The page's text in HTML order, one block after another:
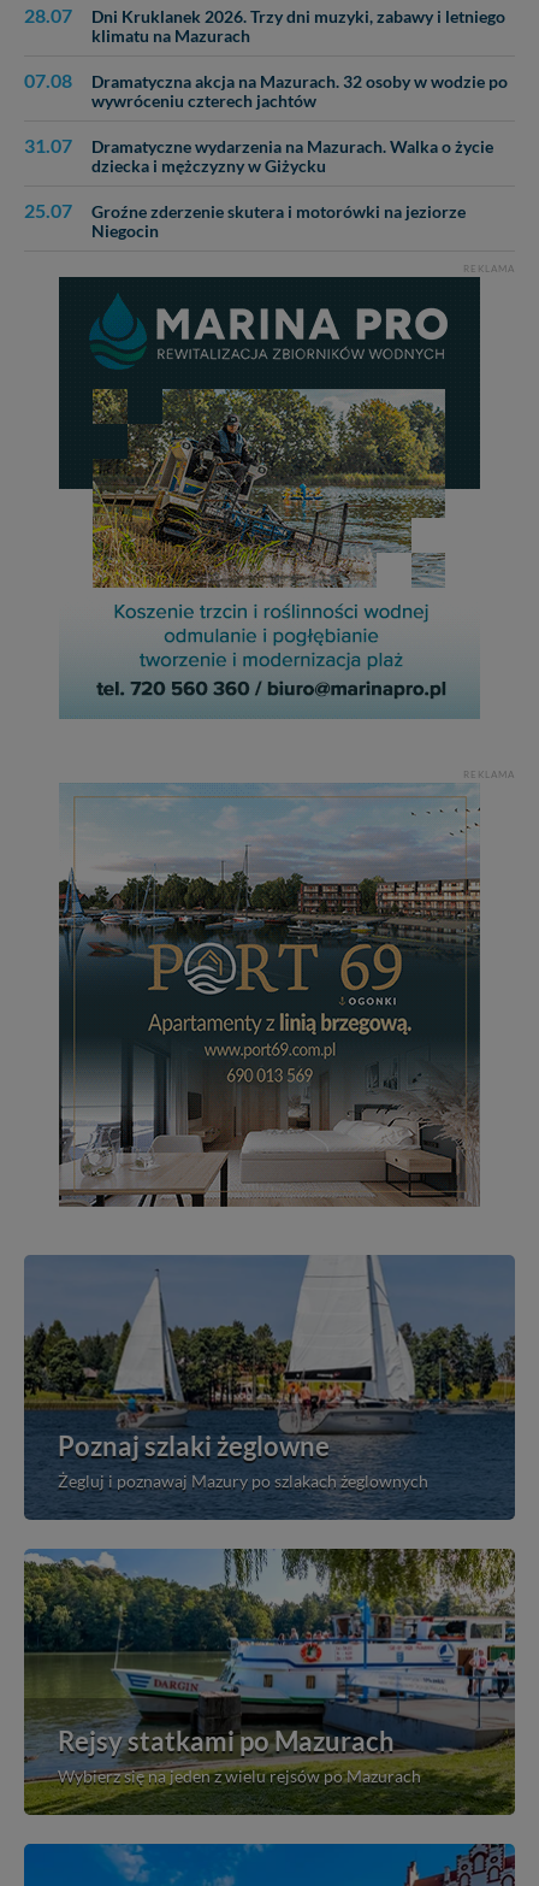
28.07
Dni Kruklanek 2026. Trzy dni muzyki, zabawy i letniego
klimatu na Mazurach
07.08
Dramatyczna akcja na Mazurach. 32 osoby w wodzie po
wywróceniu czterech jachtów
31.07
Dramatyczne wydarzenia na Mazurach. Walka o życie
dziecka i mężczyzny w Giżycku
25.07
Groźne zderzenie skutera i motorówki na jeziorze
Niegocin
REKLAMA
REKLAMA
Poznaj szlaki żeglowne
Żegluj i poznawaj Mazury po szlakach żeglownych
Rejsy statkami po Mazurach
Wybierz się na jeden z wielu rejsów po Mazurach